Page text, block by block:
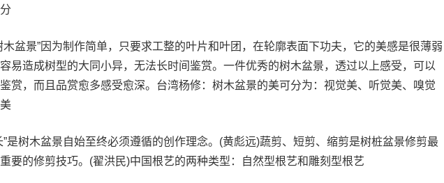
木盆景”因为制作简单，只要求工整的叶片和叶团，在轮廓表面下功夫，它的美感是很薄弱
易造成树型的大同小异，无法长时间鉴赏。一件优秀的树木盆景，透过以上感受，可以
赏，而且品赏愈多感受愈深。台湾杨修：树木盆景的美可分为：视觉美、听觉美、嗅觉
”是树木盆景自始至终必须遵循的创作理念。(黄彪远)蔬剪、短剪、缩剪是树桩盆景修剪最
要的修剪技巧。(翟洪民)中国根艺的两种类型：自然型根艺和雕刻型根艺